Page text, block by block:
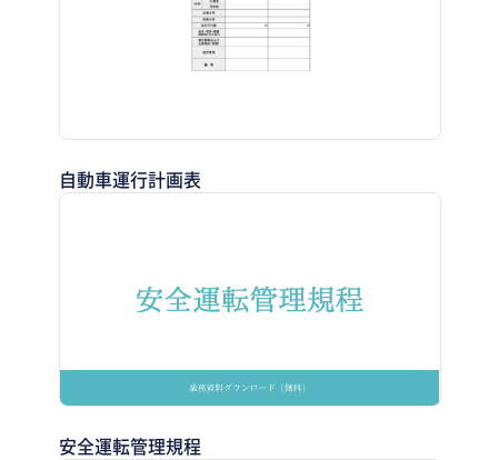
自動車運行計画表
安全運転管理規程